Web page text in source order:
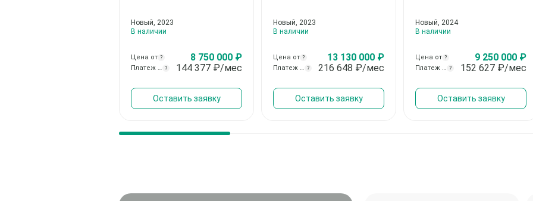
Новый, 2023
В наличии
Цена от ? 8 750 000 ₽
Платеж от ? 144 377 ₽/мес
Оставить заявку
Новый, 2023
В наличии
Цена от ? 13 130 000 ₽
Платеж от ? 216 648 ₽/мес
Оставить заявку
Новый, 2024
В наличии
Цена от ? 9 250 000 ₽
Платеж от ? 152 627 ₽/мес
Оставить заявку